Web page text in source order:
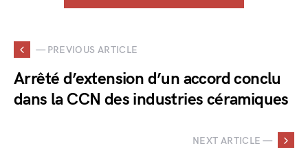
— PREVIOUS ARTICLE
Arrêté d’extension d’un accord conclu
dans la CCN des industries céramiques
NEXT ARTICLE —